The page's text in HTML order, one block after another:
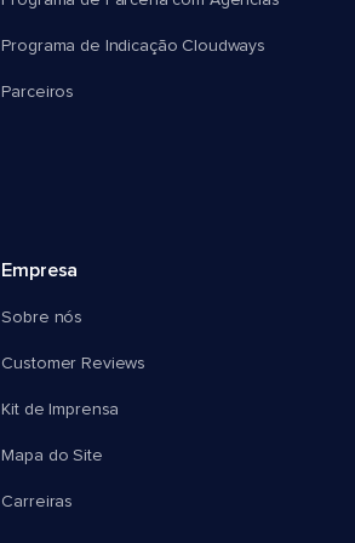
Programa de Indicação Cloudways
Parceiros
Empresa
Sobre nós
Customer Reviews
Kit de Imprensa
Mapa do Site
Carreiras